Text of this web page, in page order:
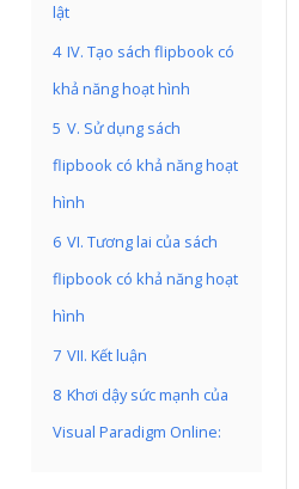
lật
4 IV. Tạo sách flipbook có
khả năng hoạt hình
5 V. Sử dụng sách
flipbook có khả năng hoạt
hình
6 VI. Tương lai của sách
flipbook có khả năng hoạt
hình
7 VII. Kết luận
8 Khơi dậy sức mạnh của
Visual Paradigm Online: